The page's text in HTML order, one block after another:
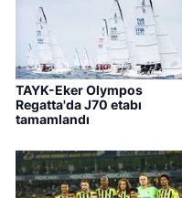
TAYK-Eker Olympos
Regatta'da J70 etabı
tamamlandı